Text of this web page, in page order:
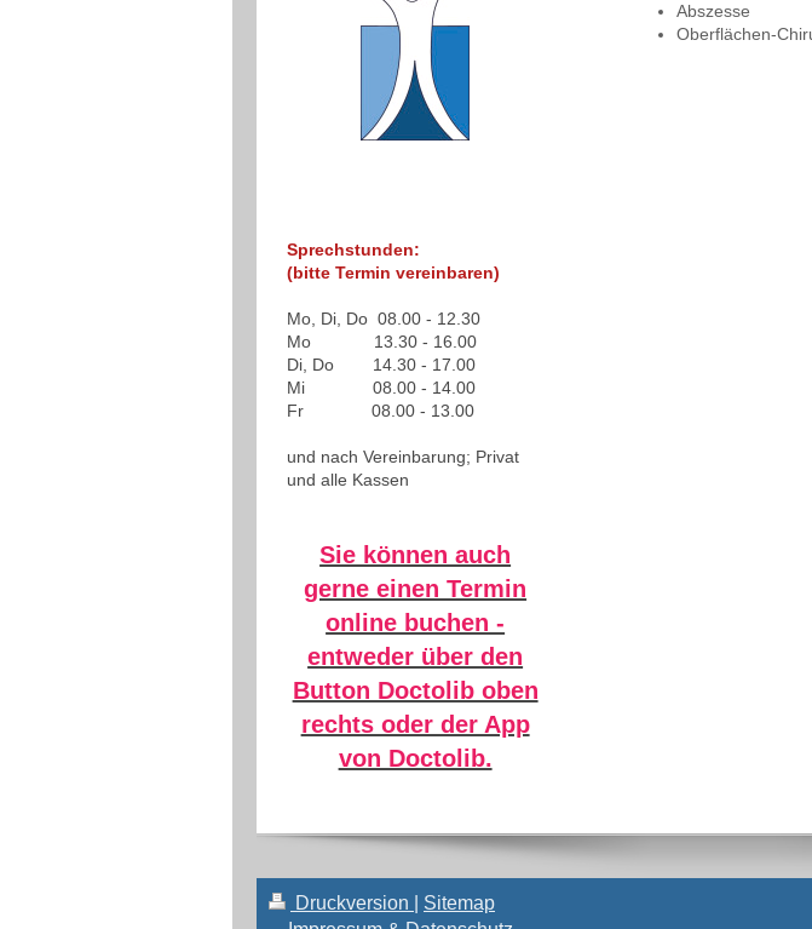
Abszesse
Oberflächen-
Sprechstunden:
(bitte Termin vereinbaren)
Mo, Di, Do 08.00 - 12.30
Mo 13.30 - 16.00
Di, Do 14.30 - 17.00
Mi 08.00 - 14.00
Fr 08.00 - 13.00
und nach Vereinbarung; Privat
und alle Kassen
Sie können auch
gerne einen Termin
online buchen -
entweder über den
Button Doctolib oben
rechts oder der App
von Doctolib.
Druckversion
Sitemap